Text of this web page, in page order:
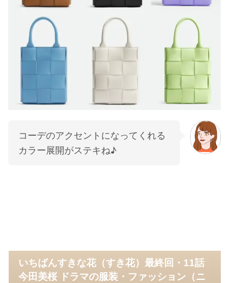
コーデのアクセントになってくれる
カラー展開がステキね♪
いちばんすきな花（すき花）最終回・11話
今田美桜 ドラマの服装・ファッション（ニ